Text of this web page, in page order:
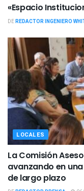
«Espacio
DEREDACTOR INGENIERO
LOCALES
La Comisión
avanzando en
de largo plazo